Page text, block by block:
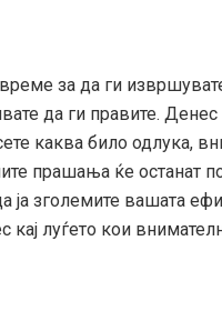
за да ги
да ги правите.
каква било одлука,
прашања ќе останат
ја зголемите вашата
кај луѓето кои